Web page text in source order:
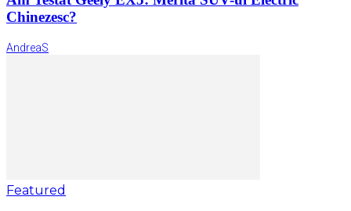
Chinezesc?
AndreaS
Featured